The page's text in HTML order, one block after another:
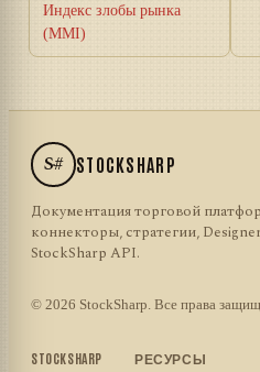
Индекс злобы рынка
(MMI)
S# STOCKSHARP
Документация торговой
коннекторы, стратегии,
StockSharp API.
© 2026 StockSharp. Все права
STOCKSHARP РЕСУРСЫ